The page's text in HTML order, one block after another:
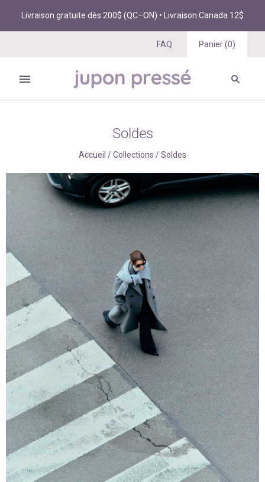
Livraison gratuite dès 200$ (QC–ON) • Livraison Canada 12$
FAQ Panier(0)
Soldes
Accueil /Collections /Soldes